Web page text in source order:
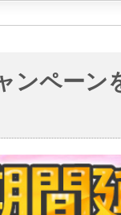
ンペーン